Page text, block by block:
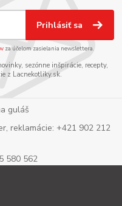
Prihlásiť sa
za účelom zasielania newslettera.
sezónne inšpirácie, recepty,
z Lacnekotliky.sk.
guláš
reklamácie: +421 902 212
580 562